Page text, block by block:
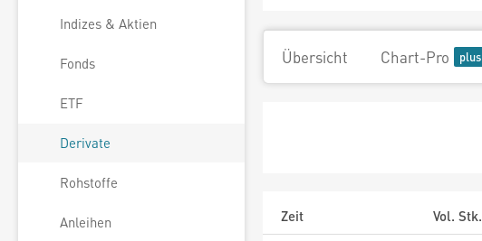
Indizes & Aktien
Fonds
ETF
Derivate
Rohstoffe
Anleihen
Übersicht Chart-Pro
Zeit Vol. Stk.